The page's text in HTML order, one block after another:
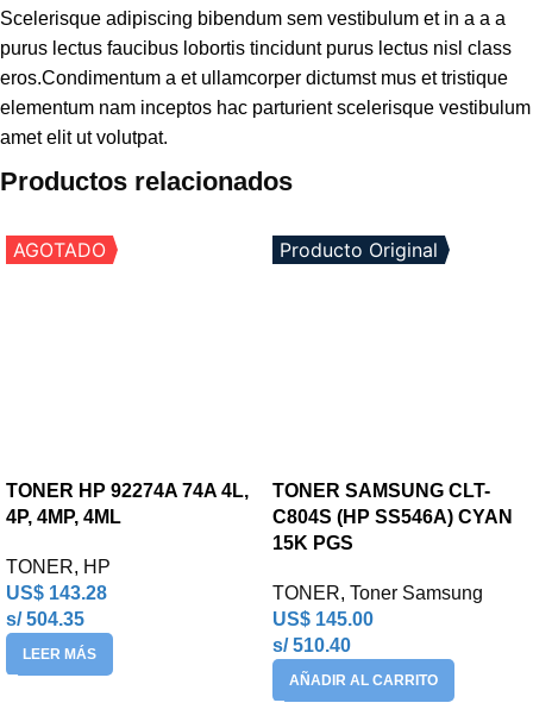
Scelerisque adipiscing bibendum sem vestibulum et in a a a
purus lectus faucibus lobortis tincidunt purus lectus nisl class
eros.Condimentum a et ullamcorper dictumst mus et tristique
elementum nam inceptos hac parturient scelerisque vestibulum
amet elit ut volutpat.
Productos relacionados
AGOTADO
TONER HP 92274A 74A 4L,
4P, 4MP, 4ML
TONER, HP
US$ 143.28
s/ 504.35
LEER MÁS
Producto Original
TONER SAMSUNG CLT-
C804S (HP SS546A) CYAN
15K PGS
TONER, Toner Samsung
US$ 145.00
s/ 510.40
AÑADIR AL CARRITO